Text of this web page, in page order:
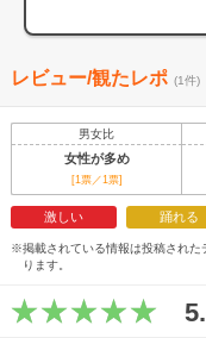
レビュー/観たレポ (1件)
男女比
女性が多め
[1票／1票]
激しい 踊れる
※掲載されている情報は投稿された
ります。